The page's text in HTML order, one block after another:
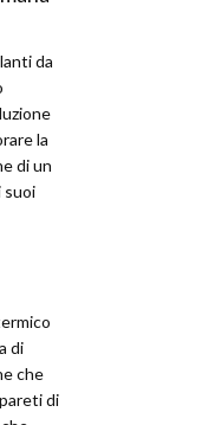
da
la
di un
suoi
di
che
di